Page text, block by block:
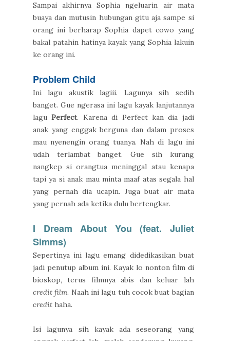
Sampai akhirnya Sophia ngeluarin air mata
buaya dan mutusin hubungan gitu aja sampe si
orang ini berharap Sophia dapet cowo yang
bakal patahin hatinya kayak yang Sophia lakuin
ke orang ini.
Problem Child
Ini lagu akustik lagiii. Lagunya sih sedih
banget. Gue ngerasa ini lagu kayak lanjutannya
laguPerfect. Karena di Perfect kan dia jadi
anak yang enggak berguna dan dalam proses
mau nyenengin orang tuanya. Nah di lagu ini
udah terlambat banget. Gue sih kurang
nangkep si orangtua meninggal atau kenapa
tapi ya si anak mau minta maaf atas segala hal
yang pernah dia ucapin. Juga buat air mata
yang pernah ada ketika dulu bertengkar.
I Dream About You (feat. Juliet
Simms)
Sepertinya ini lagu emang didedikasikan buat
jadi penutup album ini. Kayak lo nonton film di
bioskop, terus filmnya abis dan keluar lah
credit film. Naah ini lagu tuh cocok buat bagian
credit haha.
Isi lagunya sih kayak ada seseorang yang